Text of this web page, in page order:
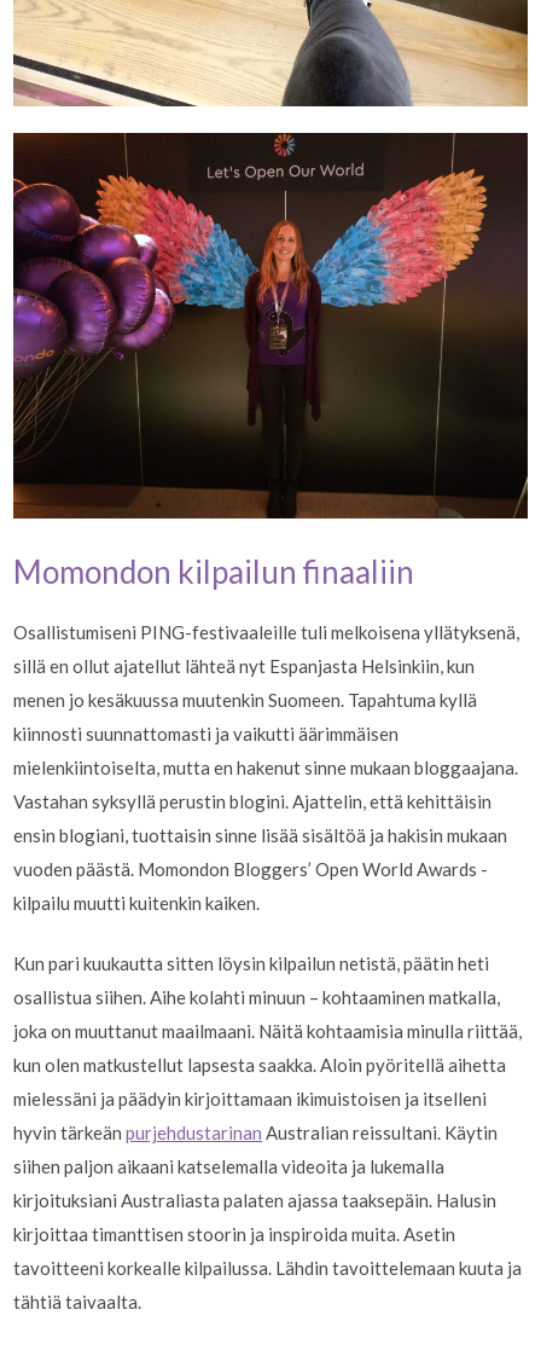
Momondon kilpailun finaaliin
Osallistumiseni PING-festivaaleille tuli melkoisena yllätyksenä,
sillä en ollut ajatellut lähteä nyt Espanjasta Helsinkiin, kun
menen jo kesäkuussa muutenkin Suomeen. Tapahtuma kyllä
kiinnosti suunnattomasti ja vaikutti äärimmäisen
mielenkiintoiselta, mutta en hakenut sinne mukaan bloggaajana.
Vastahan syksyllä perustin blogini. Ajattelin, että kehittäisin
ensin blogiani, tuottaisin sinne lisää sisältöä ja hakisin mukaan
vuoden päästä. Momondon Bloggers’ Open World Awards -
kilpailu muutti kuitenkin kaiken.
Kun pari kuukautta sitten löysin kilpailun netistä, päätin heti
osallistua siihen. Aihe kolahti minuun – kohtaaminen matkalla,
joka on muuttanut maailmaani. Näitä kohtaamisia minulla riittää,
kun olen matkustellut lapsesta saakka. Aloin pyöritellä aihetta
mielessäni ja päädyin kirjoittamaan ikimuistoisen ja itselleni
hyvin tärkeänpurjehdustarinan Australian reissultani. Käytin
siihen paljon aikaani katselemalla videoita ja lukemalla
kirjoituksiani Australiasta palaten ajassa taaksepäin. Halusin
kirjoittaa timanttisen stoorin ja inspiroida muita. Asetin
tavoitteeni korkealle kilpailussa. Lähdin tavoittelemaan kuuta ja
tähtiä taivaalta.